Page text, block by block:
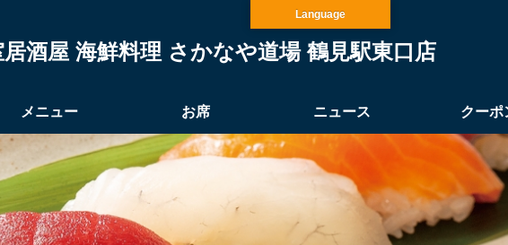
居酒屋 海鮮料理 さかなや道場 鶴見駅東口店
メニュー お席 ニュース クーポ
Language